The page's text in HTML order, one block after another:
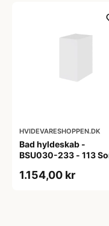
HVIDEVARESHOPPEN.DK
Bad hyldeskab -
BSU030-233 - 113
1.154,00 kr